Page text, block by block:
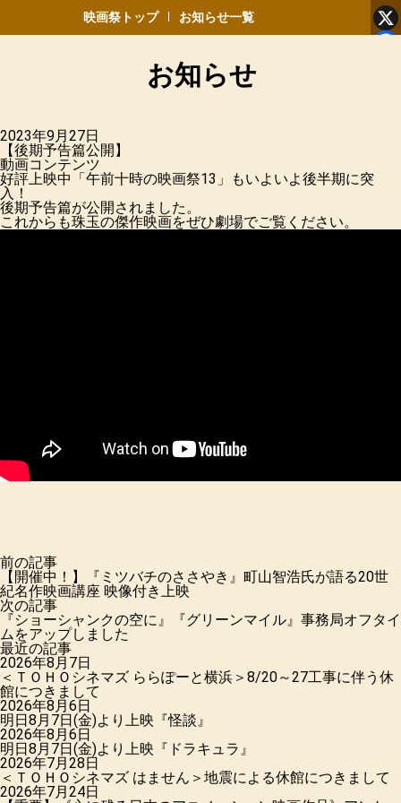
映画祭トップ お知らせ一覧
お知らせ
2023年9月27日
【後期予告篇公開】
動画コンテンツ
好評上映中「午前十時の映画祭13」もいよいよ後半期に突
入！
後期予告篇が公開されました。
これからも珠玉の傑作映画をぜひ劇場でご覧ください。
前の記事
【開催中！】『ミツバチのささやき』町山智浩氏が語る20世
紀名作映画講座 映像付き上映
次の記事
『ショーシャンクの空に』『グリーンマイル』事務局オフタイ
ムをアップしました
最近の記事
2026年8月7日
＜ＴＯＨＯシネマズ ららぽーと横浜＞8/20～27工事に伴う休
館につきまして
2026年8月6日
明日8月7日(金)より上映『怪談』
2026年8月6日
明日8月7日(金)より上映『ドラキュラ』
2026年7月28日
＜ＴＯＨＯシネマズ はません＞地震による休館につきまして
2026年7月24日